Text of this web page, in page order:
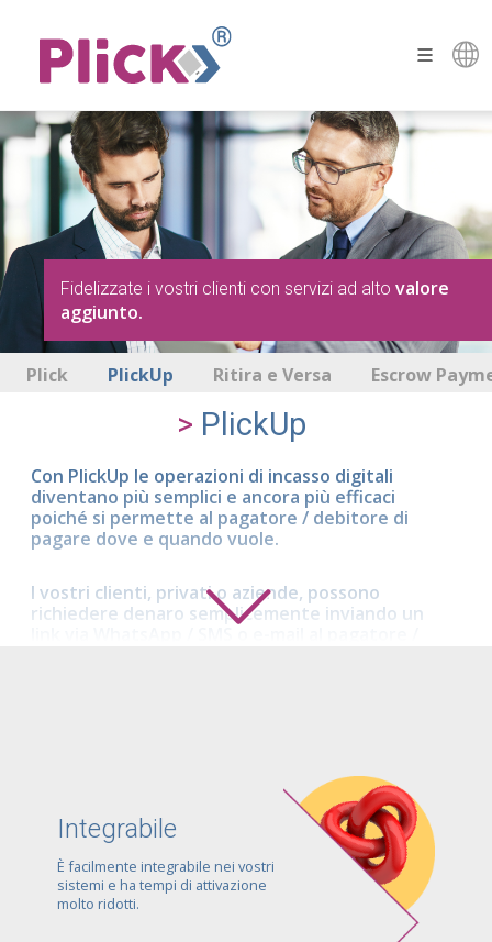
Fidelizzate i vostri clienti con servizi ad alto valore
aggiunto.
Plick PlickUp Ritira e Versa Escrow
PlickUp
Con PlickUp le operazioni di incasso digitali
diventano più semplici e ancora più efficaci
poiché si permette al pagatore / debitore di
pagare dove e quando vuole.
I vostri clienti, privati o aziende, possono
richiedere denaro semplicemente inviando un
anche massive e per prevedere pagamenti
ricorrenti. Inoltre, è possibile allegare eventuali
documenti o comunicazioni formali, nonché
personalizzare il testo delle notifiche ed altri
aspetti della user experience.
Integrabile
È facilmente integrabile nei vostri
sistemi e ha tempi di attivazione
molto ridotti.